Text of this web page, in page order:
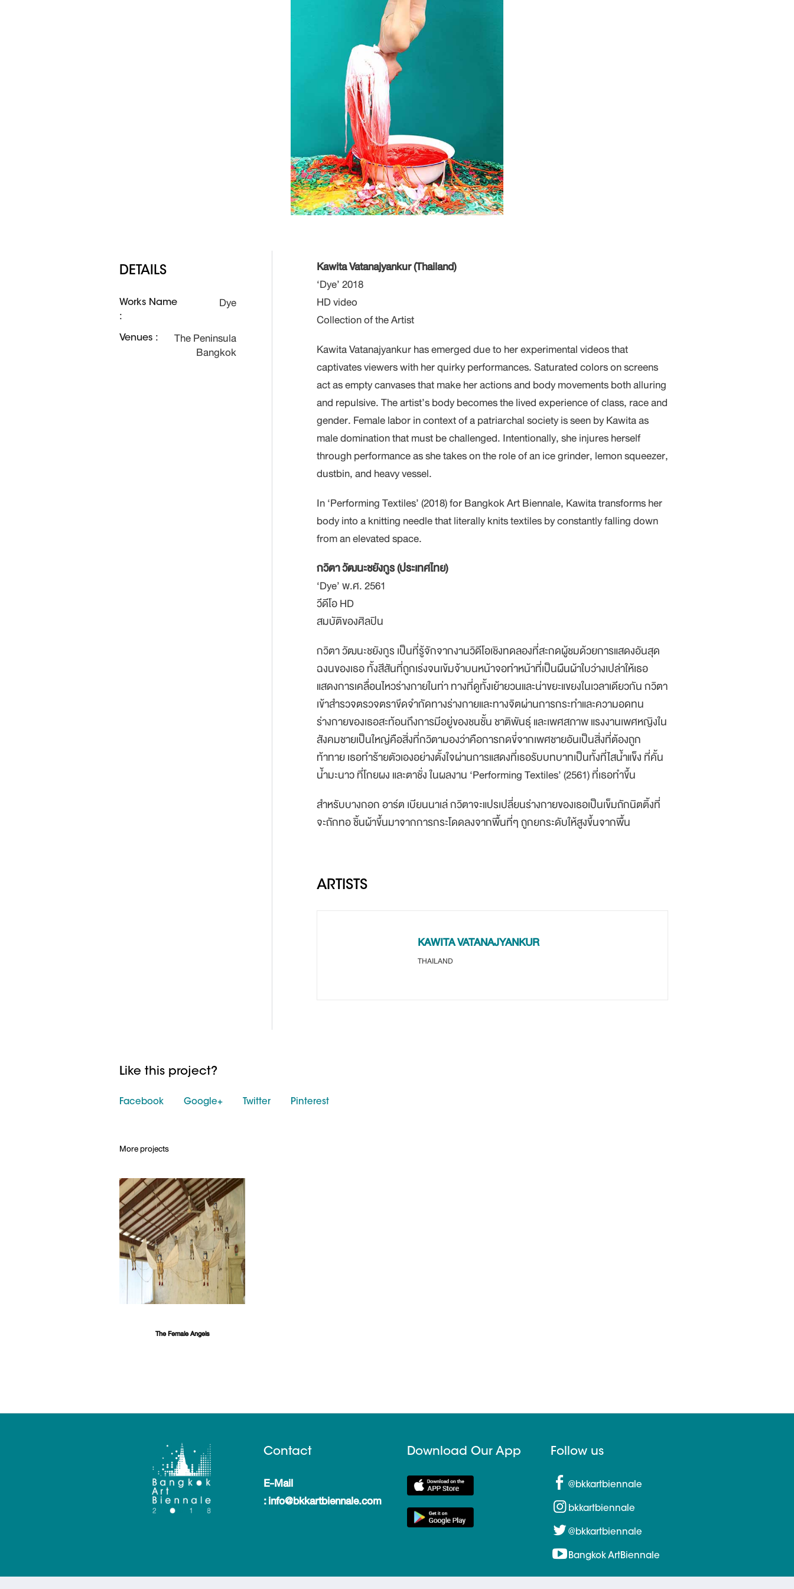
DETAILS
Works Name
:
Dye
Venues :
The Peninsula
Bangkok
Kawita Vatanajyankur (Thailand)
‘Dye’ 2018
HD video
Collection of the Artist
Kawita Vatanajyankur has emerged due to her experimental videos that
captivates viewers with her quirky performances. Saturated colors on screens
act as empty canvases that make her actions and body movements both alluring
and repulsive. The artist’s body becomes the lived experience of class, race and
gender. Female labor in context of a patriarchal society is seen by Kawita as
male domination that must be challenged. Intentionally, she injures herself
through performance as she takes on the role of an ice grinder, lemon squeezer,
dustbin, and heavy vessel.
In ‘Performing Textiles’ (2018) for Bangkok Art Biennale, Kawita transforms her
body into a knitting needle that literally knits textiles by constantly falling down
from an elevated space.
กวิตา วัฒนะชยังกูร (ประเทศไทย)
‘Dye’ พ.ศ. 2561
วีดีโอ HD
สมบัติของศิลปิน
กวิตา วัฒนะชยังกูร เป็นที่รู้จักจากงานวิดีโอเชิงทดลองที่สะกดผู้ชมด้วยการแสดงอันสุด
ฉงนของเธอ ทั้งสีสันที่ถูกเร่งจนเข้มจ้าบนหน้าจอทำหน้าที่เป็นผืนผ้าใบว่างเปล่าให้เธอ
แสดงการเคลื่อนไหวร่างกายในท่า ทางที่ดูทั้งเย้ายวนและน่าขยะแขยงในเวลาเดียวกัน กวิตา
เข้าสำรวจตรวจตราขีดจำกัดทางร่างกายและทางจิตผ่านการกระทำและความอดทน
ร่างกายของเธอสะท้อนถึงการมีอยู่ของชนชั้น ชาติพันธุ์ และเพศสภาพ แรงงานเพศหญิงใน
สังคมชายเป็นใหญ่คือสิ่งที่กวิตามองว่าคือการกดขี่จากเพศชายอันเป็นสิ่งที่ต้องถูก
ท้าทาย เธอทำร้ายตัวเองอย่างตั้งใจผ่านการแสดงที่เธอรับบทบาทเป็นทั้งที่ไสน้ำแข็ง ที่คั้น
น้ำมะนาว ที่โกยผง และตาชั่ง ในผลงาน ‘Performing Textiles’ (2561) ที่เธอทำขึ้น
สำหรับบางกอก อาร์ต เบียนนาเล่ กวิตาจะแปรเปลี่ยนร่างกายของเธอเป็นเข็มถักนิตติ้งที่
จะถักทอ ชิ้นผ้าขึ้นมาจากการกระโดดลงจากพื้นที่ๆ ถูกยกระดับให้สูงขึ้นจากพื้น
ARTISTS
KAWITA VATANAJYANKUR
THAILAND
Like this project?
Facebook Google+ Twitter Pinterest
More projects
The Female Angels
Contact
E-Mail
: info@bkkartbiennale.com
Download Our App Follow us
@bkkartbiennale
bkkartbiennale
@bkkartbiennale
Bangkok ArtBiennale